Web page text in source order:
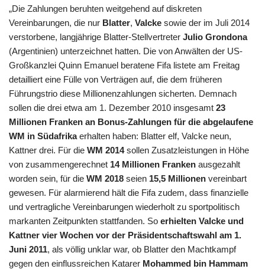
„Die Zahlungen beruhten weitgehend auf diskreten
Vereinbarungen, die nur Blatter, Valcke sowie der im Juli 2014
verstorbene, langjährige Blatter-Stellvertreter Julio Grondona
(Argentinien) unterzeichnet hatten. Die von Anwälten der US-
Großkanzlei Quinn Emanuel beratene Fifa listete am Freitag
detailliert eine Fülle von Verträgen auf, die dem früheren
Führungstrio diese Millionenzahlungen sicherten. Demnach
sollen die drei etwa am 1. Dezember 2010 insgesamt 23
Millionen Franken an Bonus-Zahlungen für die abgelaufene
WM in Südafrikaerhalten haben: Blatter elf, Valcke neun,
Kattner drei. Für die WM 2014sollen Zusatzleistungen in Höhe
von zusammengerechnet 14 Millionen Franken ausgezahlt
worden sein, für die WM 2018 seien 15,5 Millionen vereinbart
gewesen. Für alarmierend hält die Fifa zudem, dass finanzielle
und vertragliche Vereinbarungen wiederholt zu sportpolitisch
markanten Zeitpunkten stattfanden. So erhielten Valcke und
Kattner vier Wochen vor der Präsidentschaftswahl am 1.
Juni 2011, als völlig unklar war, ob Blatter den Machtkampf
gegen den einflussreichen Katarer Mohammed bin Hammam